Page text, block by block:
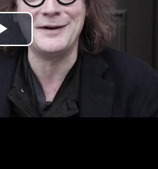
Play
Video